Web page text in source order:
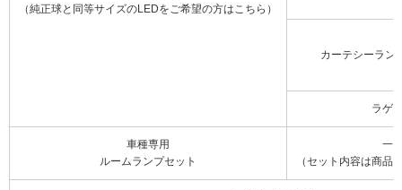
（純正球と同等サイズのLEDをご希望の方はこちら）
カーテシーラン
ラゲ
車種専用
ルームランプセット
一
（セット内容は商品